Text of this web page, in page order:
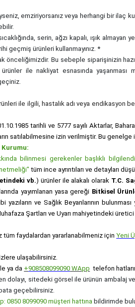
emziriyorsanız veya herhangi bir ilaç
serin, ağzı kapalı, ışık
geçmiş ürünleri kullanmayınız. *
önceliğimizdir. Bu sebeple siparişinizin
ile nakliyat esnasında yaşanması
ile ilgili, hastalık adı veya endikasyon
tarihli ve 5777 sayılı Aktarlar,
satılabilmesine izin verilmiştir. Bu
Kurumu:
bilinmesi gerekenler başlıklı
tüm ince ayrıntıları ve detayları
vb.) ürünler ile alakalı olarak T.C.
yayımlanan yasa gereği Bitkisel
yazıların ve Sağlık Beyanlarının
Şartları ve Uyarı mahiyetindeki
tüm faydalardan yararlanabilmeniz içinYeni
ulaşabilirsiniz.
ya da +908508099090 WApp telefon
dolayı, sitedeki görsel ile ürünün
geçebilirsiniz.
0850 8099090 müşteri hattına bildirimde